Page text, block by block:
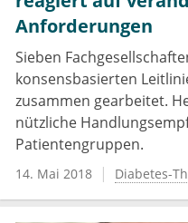
Anforderungen
Sieben
konsensbasierten
zusammen gearbeitet.
nützliche
Patientengruppen.
14. Mai 2018 Diabetes-